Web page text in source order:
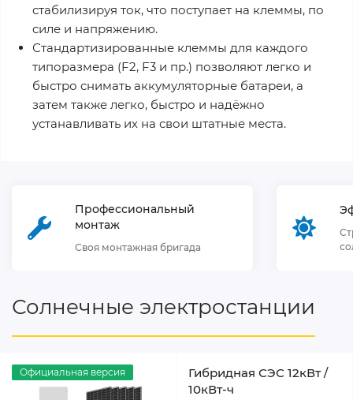
стабилизируя ток, что поступает на клеммы, по
силе и напряжению.
Стандартизированные клеммы для каждого
типоразмера (F2, F3 и пр.) позволяют легко и
быстро снимать аккумуляторные батареи, а
затем также легко, быстро и надёжно
устанавливать их на свои штатные места.
Профессиональный
монтаж
Своя монтажная бригада
Солнечные электростанции
Официальная версия
Гибридная СЭС 12кВт /
10кВт-ч